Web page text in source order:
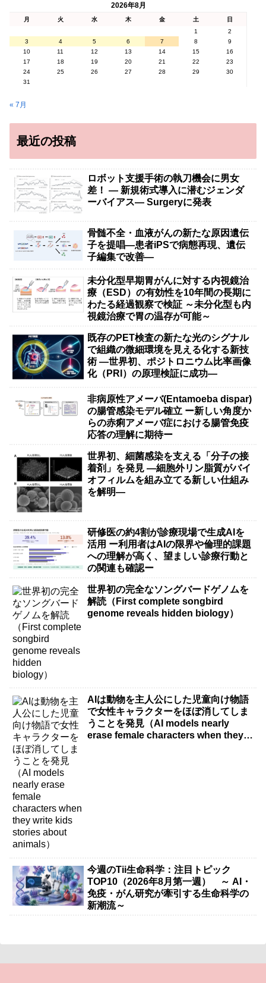
2026年8月
月 火 水 木 金 土
日
1
2
3
4 5 6 7 8
9
10
11 12 13 14 15
16
17
18 19 20 21 22
23
24
25 26 27 28 29
30
31
« 7月
最近の投稿
ロボット支援手術の執刀機会に男女
差！ — 新規術式導入に潜むジェンダ
ーバイアス— Surgeryに発表
骨髄不全・血液がんの新たな原因遺伝
子を提唱―患者iPSで病態再現、遺伝
子編集で改善―
未分化型早期胃がんに対する内視鏡治
療（ESD）の有効性を10年間の長期に
わたる経過観察で検証 ～未分化型も内
視鏡治療で胃の温存が可能～
既存のPET検査の新たな光のシグナル
で組織の微細環境を見える化する新技
術 ―世界初、ポジトロニウム比率画像
化（PRI）の原理検証に成功―
非病原性アメーバ(Entamoeba dispar)
の腸管感染モデル確立 ー新しい角度か
らの赤痢アメーバ症における腸管免疫
応答の理解に期待ー
世界初、細菌感染を支える「分子の接
着剤」を発見 ―細胞外リン脂質がバイ
オフィルムを組み立てる新しい仕組み
を解明―
研修医の約4割が診療現場で生成AIを
活用 ー利用者はAIの限界や倫理的課題
への理解が高く、望ましい診療行動と
の関連も確認ー
世界初の完全なソングバードゲノムを
解読（First complete songbird
genome reveals hidden biology）
AIは動物を主人公にした児童向け物語
で女性キャラクターをほぼ消してしま
うことを発見（AI models nearly
erase female characters when they
今週のTii生命科学：注目トピック
TOP10（2026年8月第一週） ～ AI・
免疫・がん研究が牽引する生命科学の
新潮流～